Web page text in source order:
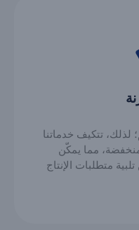
لذلك، تتكيف خدماتنا
مما يمكّن
متطلبات الإنتاج